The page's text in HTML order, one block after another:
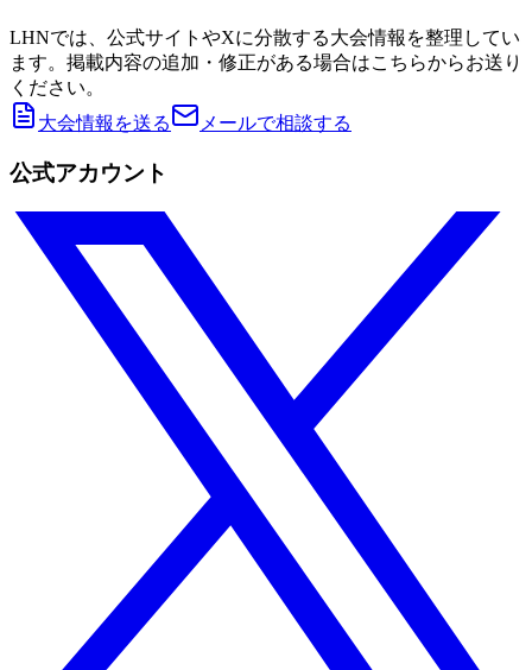
LHNでは、公式サイトやXに分散する大会情報を整理してい
ます。掲載内容の追加・修正がある場合はこちらからお送り
ください。
大会情報を送る
メールで相談する
公式アカウント